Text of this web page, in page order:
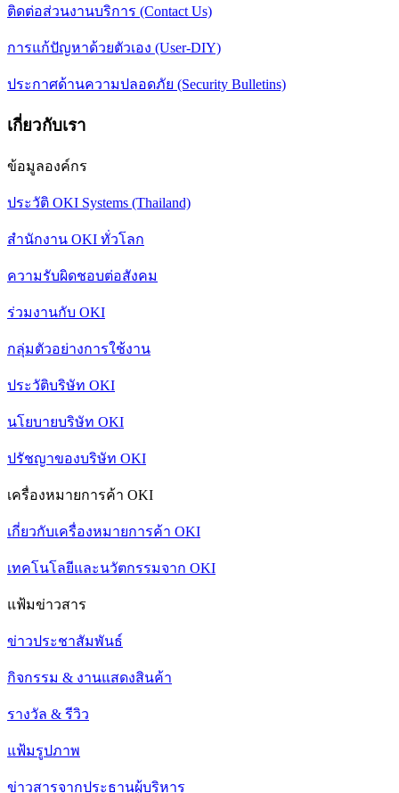
ติดต่อส่วนงานบริการ (Contact Us)
การแก้ปัญหาด้วยตัวเอง (User-DIY)
ประกาศด้านความปลอดภัย (Security Bulletins)
เกี่ยวกับเรา
ข้อมูลองค์กร
ประวัติ OKI Systems (Thailand)
สำนักงาน OKI ทั่วโลก
ความรับผิดชอบต่อสังคม
ร่วมงานกับ OKI
กลุ่มตัวอย่างการใช้งาน
ประวัติบริษัท OKI
นโยบายบริษัท OKI
ปรัชญาของบริษัท OKI
เครื่องหมายการค้า OKI
เกี่ยวกับเครื่องหมายการค้า OKI
เทคโนโลยีและนวัตกรรมจาก OKI
แฟ้มข่าวสาร
ข่าวประชาสัมพันธ์
กิจกรรม & งานแสดงสินค้า
รางวัล & รีวิว
แฟ้มรูปภาพ
ข่าวสารจากประธานผู้บริหาร